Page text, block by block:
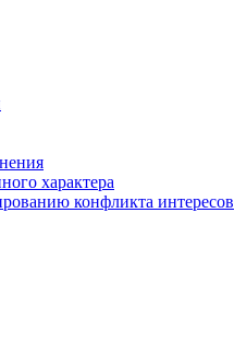
характера
конфликта интересов